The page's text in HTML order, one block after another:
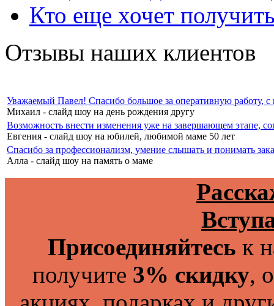
Кто еще хочет
Отзывы наших клиентов
Уважаемый Павел! Спасибо большое за оперативную работу, с
Михаил - слайд шоу на день рождения другу
Возможность внести изменения уже на завершающем этапе,
Евгения - слайд шоу на юбилей, любимой маме 50 лет
Спасибо за профессионализм, умение слышать и понимать
Алла - слайд шоу на память о маме
Присоединяйтесь к
получите 3% скидку,